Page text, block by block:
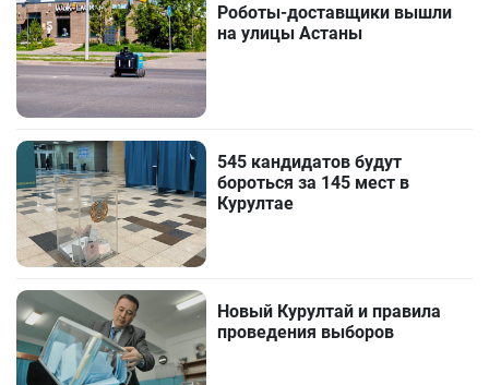
Роботы-доставщики вышли
на улицы Астаны
545 кандидатов будут
бороться за 145 мест в
Курултае
Новый Курултай и правила
проведения выборов